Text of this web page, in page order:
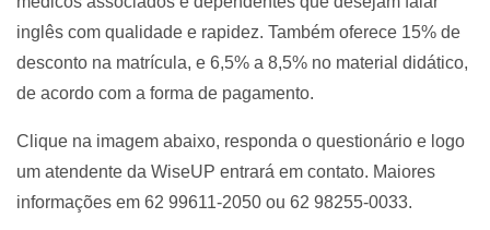
inglês com qualidade e rapidez. Também oferece 15% de
desconto na matrícula, e 6,5% a 8,5% no material didático,
de acordo com a forma de pagamento.
Clique na imagem abaixo, responda o questionário e logo
um atendente da WiseUP entrará em contato. Maiores
informações em 62 99611-2050 ou 62 98255-0033.